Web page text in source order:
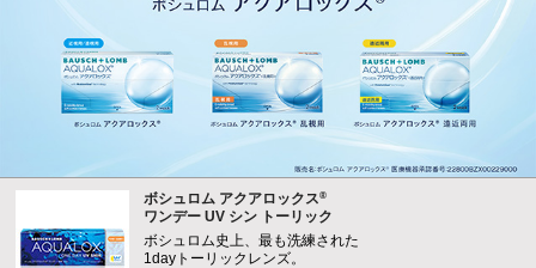
ボシュロム アクアロックス®
ワンデー UV シン トーリック
ボシュロム史上、最も洗練された
1dayトーリックレンズ。